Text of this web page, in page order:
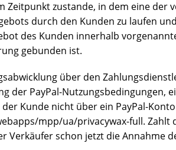
zustande, in dem eine
durch den Kunden zu laufen
des Kunden innerhalb
gebunden ist.
über den
der PayPal-Nutzungsbedingungen,
Kunde nicht über ein PayPal-
mpp/ua/privacywax-full. Zahlt
schon jetzt die Annahme